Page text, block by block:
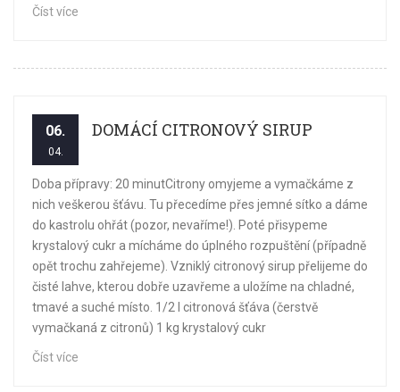
Číst více
06.
04.
DOMÁCÍ CITRONOVÝ SIRUP
Doba přípravy: 20 minutCitrony omyjeme a vymačkáme z
nich veškerou šťávu. Tu přecedíme přes jemné sítko a dáme
do kastrolu ohřát (pozor, nevaříme!). Poté přisypeme
krystalový cukr a mícháme do úplného rozpuštění (případně
opět trochu zahřejeme). Vzniklý citronový sirup přelijeme do
čisté lahve, kterou dobře uzavřeme a uložíme na chladné,
tmavé a suché místo. 1/2 l citronová šťáva (čerstvě
vymačkaná z citronů) 1 kg krystalový cukr
Číst více